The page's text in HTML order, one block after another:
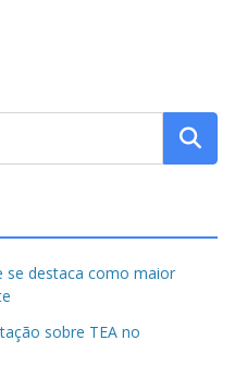
se destaca como maior
sobre TEA no